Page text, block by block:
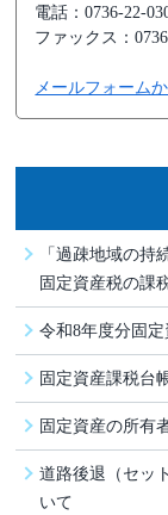
電話：0736-22-
ファックス：
メールフォーム
「過疎地域の
固定資産税の課
令和8年度分固
固定資産課税台
固定資産の所有
道路後退（セッ
いて